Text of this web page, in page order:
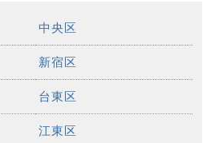
中央区
新宿区
台東区
江東区